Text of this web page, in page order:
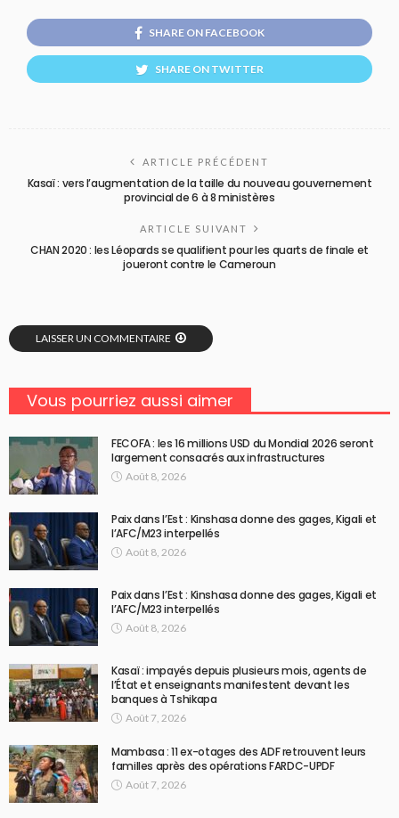
SHARE ON FACEBOOK
SHARE ON TWITTER
ARTICLE PRÉCÉDENT
Kasaï : vers l’augmentation de la taille du nouveau gouvernement
provincial de 6 à 8 ministères
ARTICLE SUIVANT
CHAN 2020 : les Léopards se qualifient pour les quarts de finale et
joueront contre le Cameroun
LAISSER UN COMMENTAIRE
Vous pourriez aussi aimer
FECOFA : les 16 millions USD du Mondial 2026 seront
largement consacrés aux infrastructures
Août 8, 2026
Paix dans l’Est : Kinshasa donne des gages, Kigali et
l’AFC/M23 interpellés
Août 8, 2026
Paix dans l’Est : Kinshasa donne des gages, Kigali et
l’AFC/M23 interpellés
Août 8, 2026
Kasaï : impayés depuis plusieurs mois, agents de
l’État et enseignants manifestent devant les
banques à Tshikapa
Août 7, 2026
Mambasa : 11 ex-otages des ADF retrouvent leurs
familles après des opérations FARDC-UPDF
Août 7, 2026